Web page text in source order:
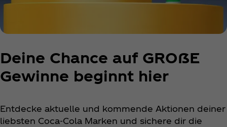
Deine Chance auf GROẞE
Gewinne beginnt hier
Entdecke aktuelle und kommende Aktionen deiner
liebsten Coca‑Cola Marken und sichere dir die